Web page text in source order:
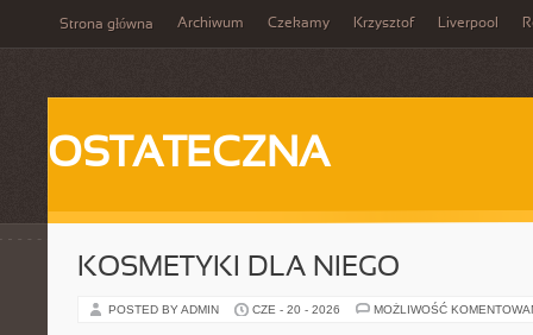
Strona główna Archiwum Czekamy Krzysztof Liverpool
OSTATECZNA
KOSMETYKI DLA NIEGO
POSTED BY ADMIN CZE - 20 - 2026 MOŻLIWOŚĆ